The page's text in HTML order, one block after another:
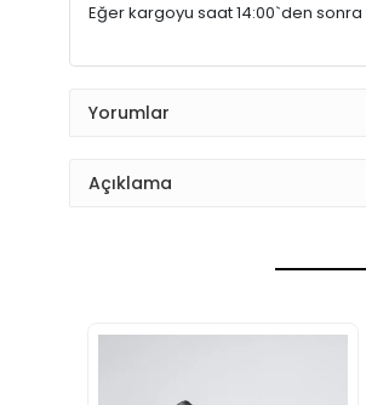
Eğer kargoyu saat 14:00`den
Yorumlar
Açıklama